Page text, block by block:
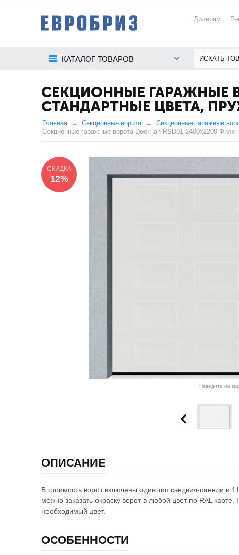
Дилерам
КАТАЛОГ ТОВАРОВ
СЕКЦИОННЫЕ ГАРАЖНЫЕ
СТАНДАРТНЫЕ ЦВЕТА,
Главная Секционные ворота
Секционные гаражные
Секционные гаражные ворота DoorHan RSD01 2400x2200
СКИДКА
12%
Наведите на
ОПИСАНИЕ
В стоимость ворот включены один тип сэндвич-панели и
можно заказать окраску ворот в любой цвет по RAL
необходимый цвет.
ОСОБЕННОСТИ